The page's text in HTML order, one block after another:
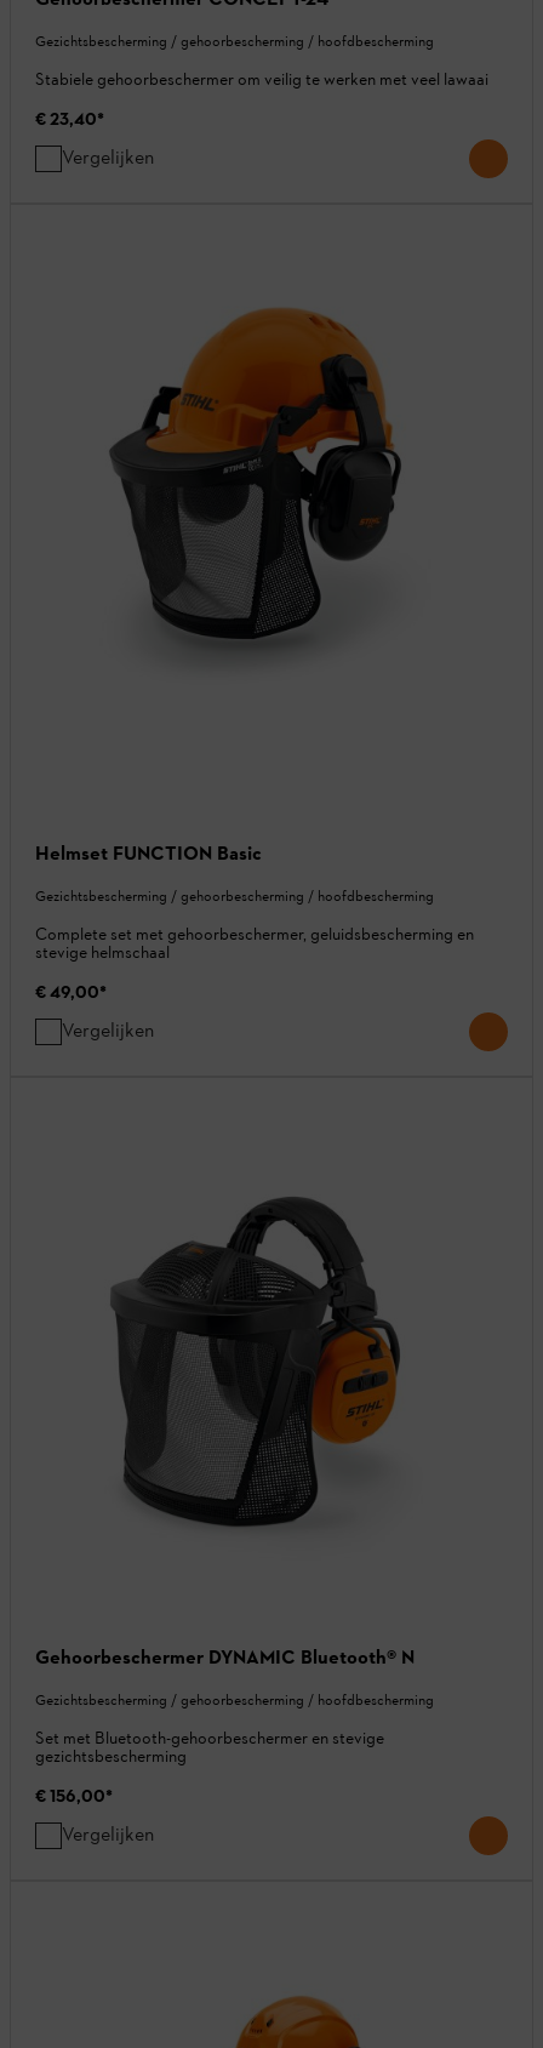
Gezichtsbescherming / gehoorbescherming / hoofdbescherming
Stabiele gehoorbeschermer om veilig te werken met veel lawaai
€ 23,40*
Vergelijken
Helmset FUNCTION Basic
Gezichtsbescherming / gehoorbescherming / hoofdbescherming
Complete set met gehoorbeschermer, geluidsbescherming en
stevige helmschaal
€ 49,00*
Vergelijken
Gehoorbeschermer DYNAMIC Bluetooth® N
Gezichtsbescherming / gehoorbescherming / hoofdbescherming
Set met Bluetooth-gehoorbeschermer en stevige
gezichtsbescherming
€ 156,00*
Vergelijken